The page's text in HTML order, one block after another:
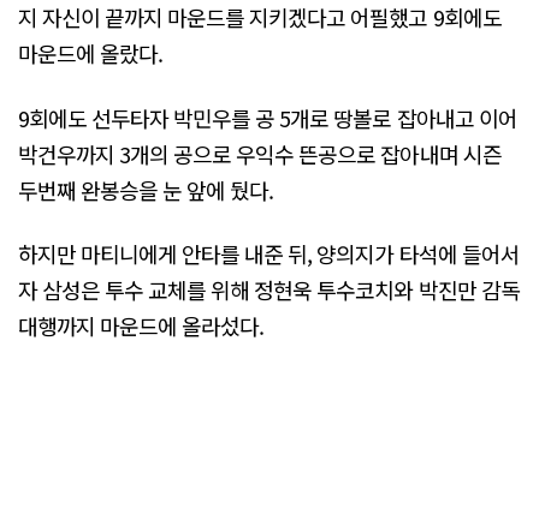
지 자신이 끝까지 마운드를 지키겠다고 어필했고 9회에도
마운드에 올랐다.
9회에도 선두타자 박민우를 공 5개로 땅볼로 잡아내고 이어
박건우까지 3개의 공으로 우익수 뜬공으로 잡아내며 시즌
두번째 완봉승을 눈 앞에 뒀다.
하지만 마티니에게 안타를 내준 뒤, 양의지가 타석에 들어서
자 삼성은 투수 교체를 위해 정현욱 투수코치와 박진만 감독
대행까지 마운드에 올라섰다.